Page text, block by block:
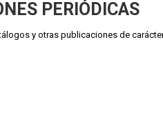
PERIÓDICAS
y otras publicaciones de